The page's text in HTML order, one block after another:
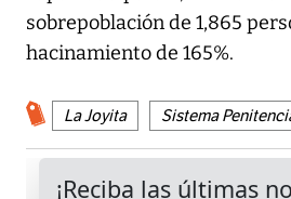
sobrepoblación de 1,865
hacinamiento de 165%.
La Joyita Sistema